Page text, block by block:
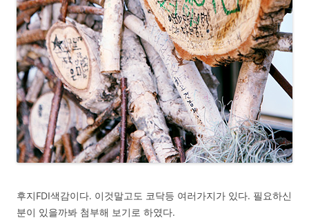
후지FDI색감이다. 이것말고도 코닥등 여러가지가 있다. 필요하신
분이 있을까봐 첨부해 보기로 하였다.